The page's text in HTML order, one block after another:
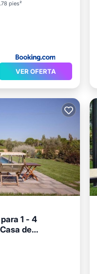
pies²
VER OFERTA
1 - 4
de
Cocina